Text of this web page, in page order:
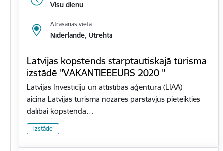
Visu dienu
Atrašanās vieta
Nīderlande, Utrehta
Latvijas kopstends starptautiskajā tūrisma
izstādē "VAKANTIEBEURS 2020 "
Latvijas Investīciju un attīstības aģentūra (LIAA)
aicina Latvijas tūrisma nozares pārstāvjus pieteikties
dalībai kopstendā…
Izstāde